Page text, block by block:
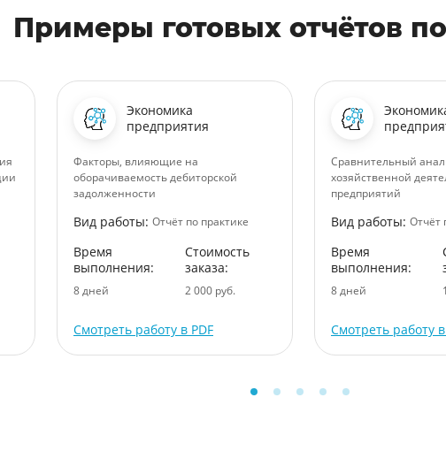
Примеры готовых отчётов
Экономика
предприятия
Факторы, влияющие на
оборачиваемость дебиторской
задолженности
Вид работы: Отчёт по практике
Время
выполнения:
8 дней
Стоимость
заказа:
2 000 руб.
Смотреть работу в PDF
Сравнительный
хозяйственной
предприятий
Вид работы: Отчёт
Время
выполнения:
8 дней
Смотреть работу в